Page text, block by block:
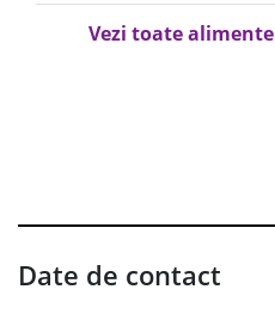
Vezi toate
Date de contact